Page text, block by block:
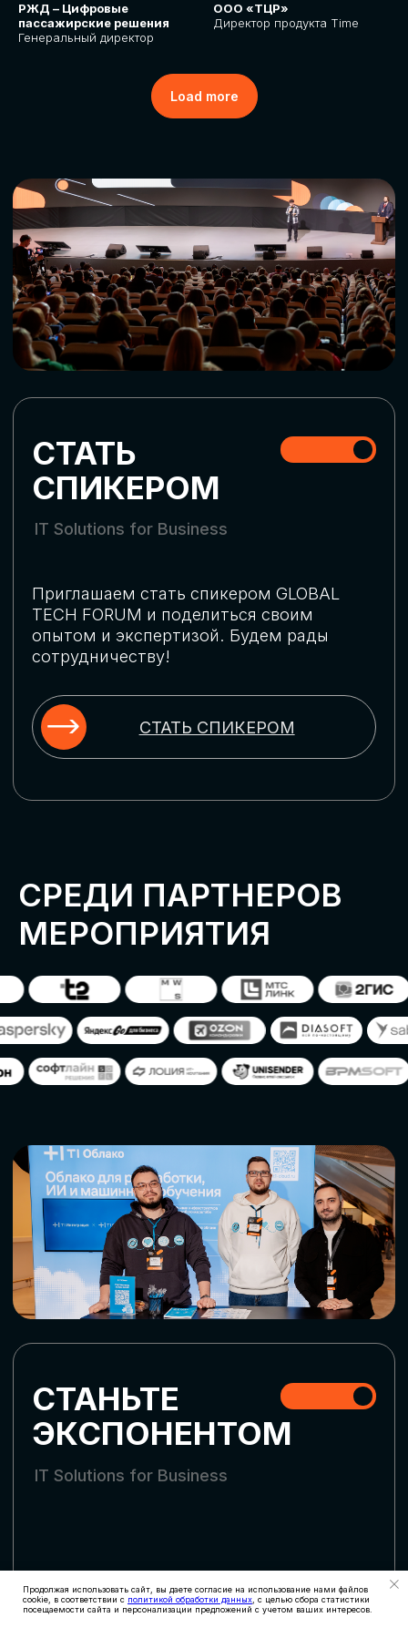
Продолжая использовать сайт, вы даете согласие на использование нами файлов
cookie, в соответствии с политикой обработки данных , с целью сбора статистики
посещаемости сайта и персонализации предложений с учетом ваших интересов.
РЖД – Цифровые
пассажирские решения
Генеральный директор
ООО «ТЦР»
Директор продукта Time
Load more
ЗАЯВКУ
АККРЕДИТАЦИЯ
СМИ
СКАЧАТЬ ПРОГРАММУ
СТАТЬ СПИКЕРОМ
Оставьте заявку, наши менеджеры
свяжутся с вами
СТАТЬ УЧАСТНИКОМ